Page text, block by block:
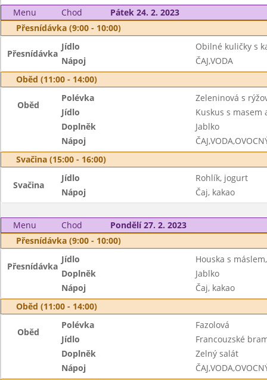
Menu
Chod
Pátek 24. 2. 2023
Přesnídávka (9:00 - 10:00)
Přesnídávka
Jídlo
Obilné kuličky s
Nápoj
ČAJ,VODA
Oběd (11:00 - 14:00)
Oběd
Polévka
Zeleninová s
Jídlo
Kuskus s masem
Doplněk
Jablko
Nápoj
Svačina (15:00 - 16:00)
Svačina
Jídlo
Rohlík, jogurt
Nápoj
Čaj, kakao
Menu Chod
Pondělí 27. 2. 2023
Přesnídávka (9:00 - 10:00)
Přesnídávka
Jídlo
Houska s
Doplněk
Jablko
Nápoj
Čaj, kakao
Oběd (11:00 - 14:00)
Oběd
Polévka
Fazolová
Jídlo
Francouzské
Doplněk
Zelný salát
Nápoj